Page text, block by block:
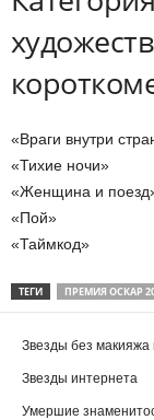
«Враги внутри
«Тихие ночи»
«Женщина и
«Пой»
«Таймкод»
ТЕГИ ПРЕМИЯ ОСКАР
Звезды без
Звезды интернета
Умершие